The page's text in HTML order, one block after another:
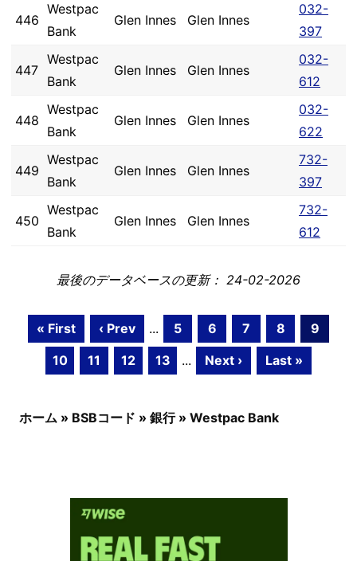
446
Westpac
Bank
Glen Innes Glen Innes
032-
397
447
Westpac
Bank
Glen Innes Glen Innes
032-
612
448
Westpac
Bank
Glen Innes Glen Innes
032-
622
449
Westpac
Bank
Glen Innes Glen Innes
732-
397
450
Westpac
Bank
Glen Innes Glen Innes
732-
612
最後のデータベースの更新： 24-02-2026
« First ‹ Prev ... 5 6 7 8
9
10
11 12 13 ... Next › Last »
ホーム » BSBコード » 銀行» Westpac Bank